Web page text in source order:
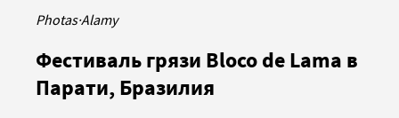
Photas·Alamy
Фестиваль грязи Bloco de Lama в
Парати, Бразилия